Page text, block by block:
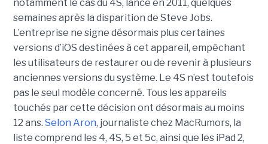
notamment le cas du 4S, lancé en 2011, quelques
semaines après la disparition de Steve Jobs.
L’entreprise ne signe désormais plus certaines
versions d’iOS destinées à cet appareil, empêchant
les utilisateurs de restaurer ou de revenir à plusieurs
anciennes versions du système. Le 4S n’est toutefois
pas le seul modèle concerné. Tous les appareils
touchés par cette décision ont désormais au moins
12 ans. Selon Aron, journaliste chez MacRumors, la
liste comprend les 4, 4S, 5 et 5c, ainsi que les iPad 2,